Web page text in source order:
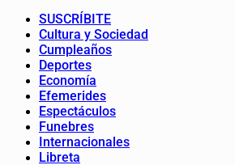
SUSCRÍBITE
Cultura y Sociedad
Cumpleaños
Deportes
Economía
Efemerides
Espectáculos
Funebres
Internacionales
Libreta